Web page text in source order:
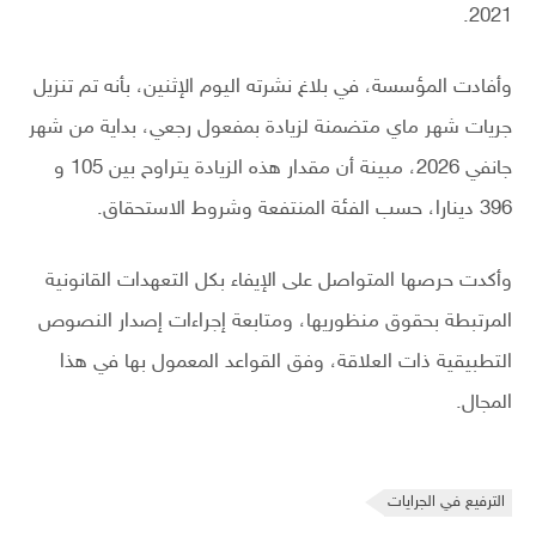
2021.
وأفادت المؤسسة، في بلاغ نشرته اليوم الإثنين، بأنه تم تنزيل
جريات شهر ماي متضمنة لزيادة بمفعول رجعي، بداية من شهر
جانفي 2026، مبينة أن مقدار هذه الزيادة يتراوح بين 105 و
396 دينارا، حسب الفئة المنتفعة وشروط الاستحقاق.
وأكدت حرصها المتواصل على الإيفاء بكل التعهدات القانونية
المرتبطة بحقوق منظوريها، ومتابعة إجراءات إصدار النصوص
التطبيقية ذات العلاقة، وفق القواعد المعمول بها في هذا
المجال.
الترفيع في الجرايات